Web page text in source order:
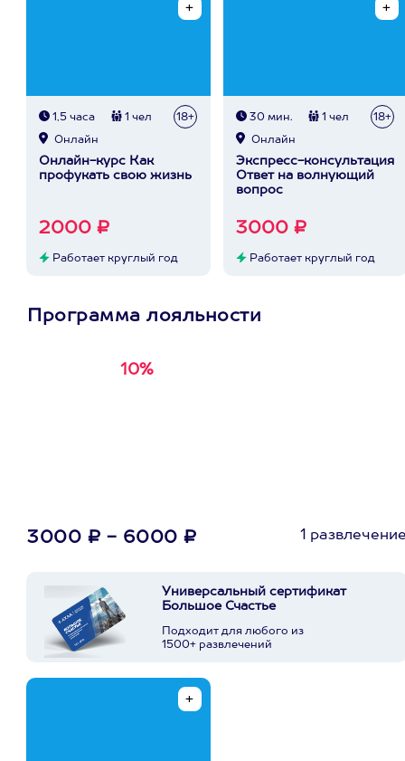
1,5 часа 1 чел 18+
Онлайн
Онлайн-курс Как
профукать свою жизнь
2000 ₽
Работает круглый год
30 мин. 1 чел 18+
Онлайн
Экспресс-консультация
Ответ на волнующий
вопрос
3000 ₽
Работает круглый год
Программа лояльности
10%
3000 ₽ - 6000 ₽ 1
Универсальный сертификат
Большое Счастье
Подходит для любого из
1500+ развлечений